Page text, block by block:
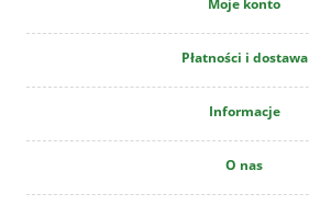
Płatności i dostawa
Informacje
O nas